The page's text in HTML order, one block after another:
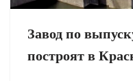
Завод по
построят в